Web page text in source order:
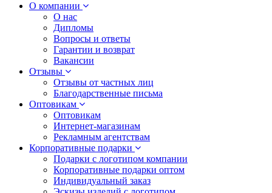
О компании
О нас
Дипломы
Вопросы и ответы
Гарантии и возврат
Вакансии
Отзывы
Отзывы от частных лиц
Благодарственные письма
Оптовикам
Оптовикам
Интернет-магазинам
Рекламным агентствам
Корпоративные подарки
Подарки с логотипом компании
Корпоративные подарки оптом
Индивидуальный заказ